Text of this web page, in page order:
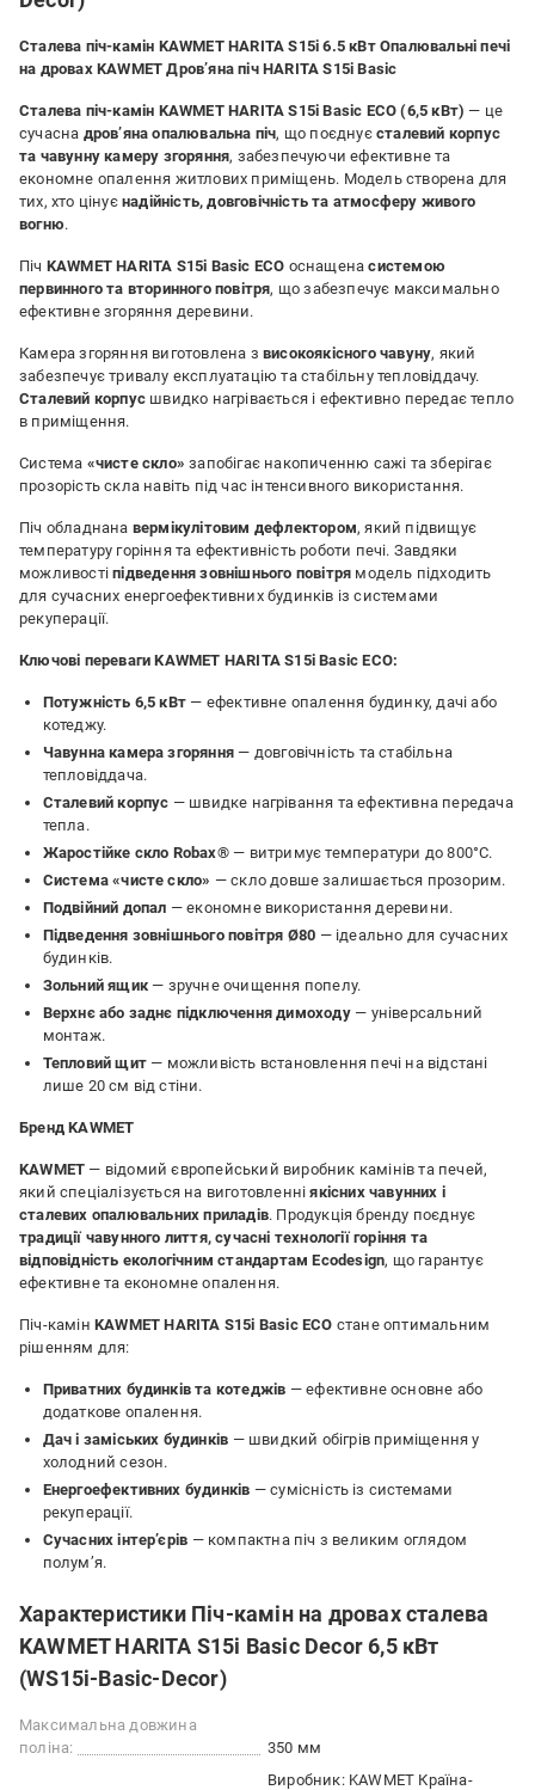
Сталева піч-камін KAWMET HARITA S15i 6.5 кВт Опалювальні печі
на дровах KAWMET Дровʼяна піч HARITA S15i Basic
Сталева піч-камін KAWMET HARITA S15i Basic ECO (6,5 кВт) — це
сучасна дров’яна опалювальна піч, що поєднуєсталевий корпус
та чавунну камеру згоряння, забезпечуючи ефективне та
економне опалення житлових приміщень. Модель створена для
тих, хто цінує надійність, довговічність та атмосферу живого
вогню.
Піч KAWMET HARITA S15i Basic ECO оснащенасистемою
первинного та вторинного повітря, що забезпечує максимально
ефективне згоряння деревини.
Камера згоряння виготовлена з високоякісного чавуну, який
забезпечує тривалу експлуатацію та стабільну тепловіддачу.
Сталевий корпус швидко нагрівається і ефективно передає тепло
в приміщення.
Система «чисте скло» запобігає накопиченню сажі та зберігає
прозорість скла навіть під час інтенсивного використання.
Піч обладнана вермікулітовим дефлектором, який підвищує
температуру горіння та ефективність роботи печі. Завдяки
можливостіпідведення зовнішнього повітря модель підходить
для сучасних енергоефективних будинків із системами
рекуперації.
Ключові переваги KAWMET HARITA S15i Basic ECO:
Потужність 6,5 кВт — ефективне опалення будинку, дачі або
котеджу.
Чавунна камера згоряння — довговічність та стабільна
тепловіддача.
Сталевий корпус — швидке нагрівання та ефективна передача
тепла.
Жаростійке скло Robax®— витримує температури до 800°C.
Система «чисте скло» — скло довше залишається прозорим.
Подвійний допал — економне використання деревини.
Підведення зовнішнього повітря Ø80 — ідеально для сучасних
будинків.
Зольний ящик— зручне очищення попелу.
Верхнє або заднє підключення димоходу— універсальний
монтаж.
Тепловий щит— можливість встановлення печі на відстані
лише 20 см від стіни.
Бренд KAWMET
KAWMET — відомий європейський виробник камінів та печей,
який спеціалізується на виготовленніякісних чавунних і
сталевих опалювальних приладів. Продукція бренду поєднує
традиції чавунного лиття, сучасні технології горіння та
відповідність екологічним стандартам Ecodesign, що гарантує
ефективне та економне опалення.
Піч-камін KAWMET HARITA S15i Basic ECO стане оптимальним
рішенням для:
Приватних будинків та котеджів — ефективне основне або
додаткове опалення.
Дач і заміських будинків — швидкий обігрів приміщення у
холодний сезон.
Енергоефективних будинків — сумісність із системами
рекуперації.
Сучасних інтер’єрів — компактна піч з великим оглядом
полум’я.
Характеристики Піч-камін на дровах сталева
KAWMET HARITA S15i Basic Decor 6,5 кВт
(WS15i-Basic-Decor)
Максимальна довжина
поліна:
350 мм
Виробник: KAWMET Країна-